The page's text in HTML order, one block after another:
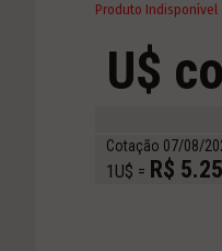
Produto Indisponível
U$
Cotação 07/08/
1U$ = R$ 5.25